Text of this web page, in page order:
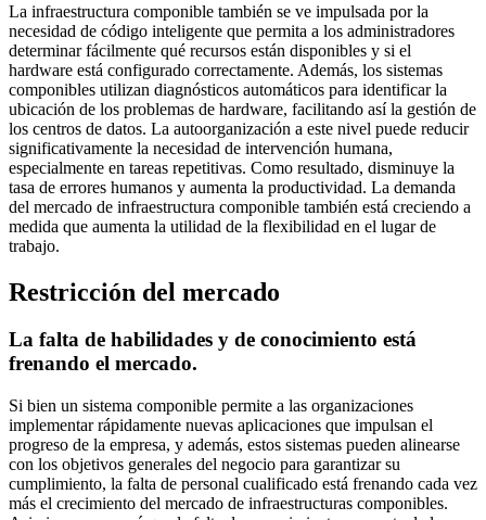
La infraestructura componible también se ve impulsada por la
necesidad de código inteligente que permita a los administradores
determinar fácilmente qué recursos están disponibles y si el
hardware está configurado correctamente. Además, los sistemas
componibles utilizan diagnósticos automáticos para identificar la
ubicación de los problemas de hardware, facilitando así la gestión de
los centros de datos. La autoorganización a este nivel puede reducir
significativamente la necesidad de intervención humana,
especialmente en tareas repetitivas. Como resultado, disminuye la
tasa de errores humanos y aumenta la productividad. La demanda
del mercado de infraestructura componible también está creciendo a
medida que aumenta la utilidad de la flexibilidad en el lugar de
trabajo.
Restricción del mercado
La falta de habilidades y de conocimiento está
frenando el mercado.
Si bien un sistema componible permite a las organizaciones
implementar rápidamente nuevas aplicaciones que impulsan el
progreso de la empresa, y además, estos sistemas pueden alinearse
con los objetivos generales del negocio para garantizar su
cumplimiento, la falta de personal cualificado está frenando cada vez
más el crecimiento del mercado de infraestructuras componibles.